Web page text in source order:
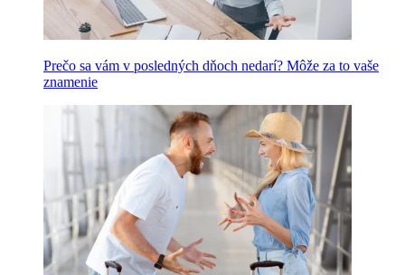
Prečo sa vám v posledných dňoch nedarí? Môže za to vaše
znamenie